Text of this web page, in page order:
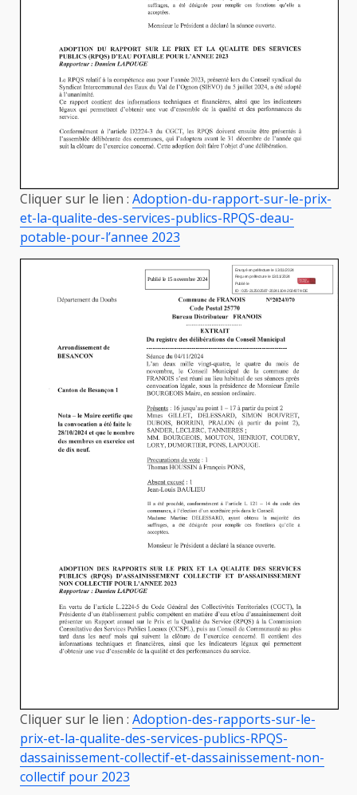
Cliquer sur le lien : Adoption-du-rapport-sur-le-prix-
et-la-qualite-des-services-publics-RPQS-deau-
potable-pour-l’annee 2023
Cliquer sur le lien : Adoption-des-rapports-sur-le-
prix-et-la-qualite-des-services-publics-RPQS-
dassainissement-collectif-et-dassainissement-non-
collectif pour 2023